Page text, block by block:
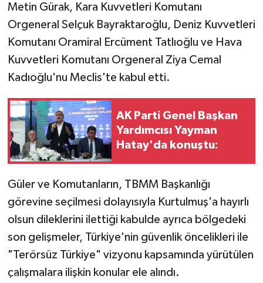
Metin Gürak, Kara Kuvvetleri Komutanı
Orgeneral Selçuk Bayraktaroğlu, Deniz Kuvvetleri
Komutanı Oramiral Ercüment Tatlıoğlu ve Hava
Kuvvetleri Komutanı Orgeneral Ziya Cemal
Kadıoğlu'nu Meclis'te kabul etti.
AK Parti Genel Başkan
Yardımcısı Yayman
Hatay'da konuştu:
Güler ve Komutanların, TBMM Başkanlığı
görevine seçilmesi dolayısıyla Kurtulmuş'a hayırlı
olsun dileklerini ilettiği kabulde ayrıca bölgedeki
son gelişmeler, Türkiye'nin güvenlik öncelikleri ile
"Terörsüz Türkiye" vizyonu kapsamında yürütülen
çalışmalara ilişkin konular ele alındı.